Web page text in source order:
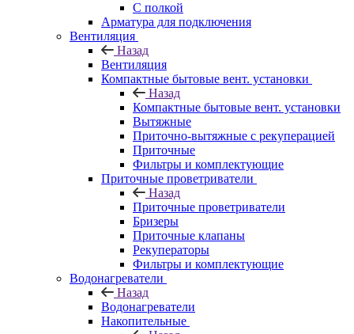
С полкой
Арматура для подключения
Вентиляция
Назад
Вентиляция
Компактные бытовые вент. установки
Назад
Компактные бытовые вент. установки
Вытяжные
Приточно-вытяжные с рекуперацией
Приточные
Фильтры и комплектующие
Приточные проветриватели
Назад
Приточные проветриватели
Бризеры
Приточные клапаны
Рекуператоры
Фильтры и комплектующие
Водонагреватели
Назад
Водонагреватели
Накопительные